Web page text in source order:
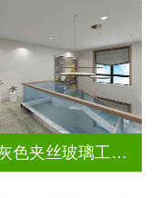
台州灰色夹丝玻璃工厂招聘